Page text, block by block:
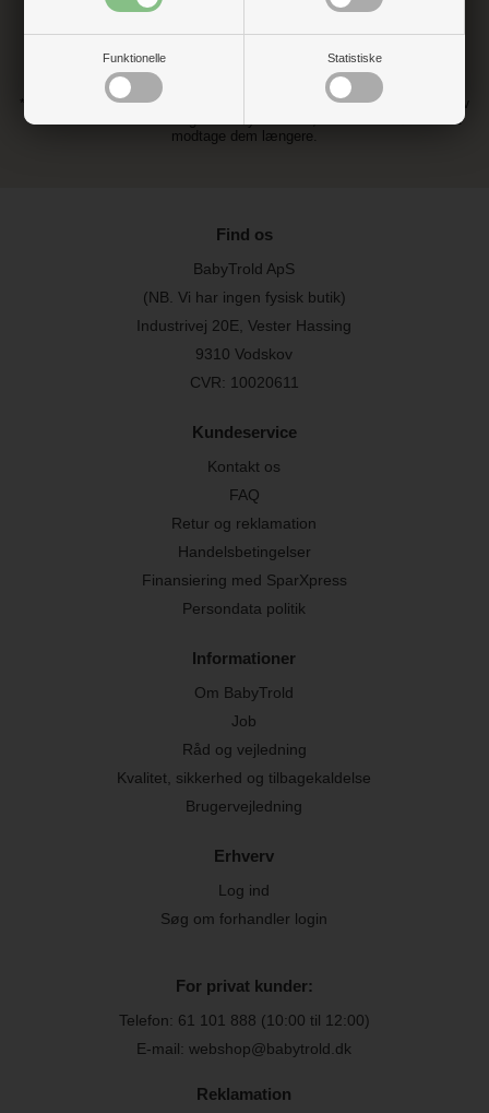
Funktionelle Statistiske
* Ved at tilmelde dig accepterer du vores persondatapolitik vedr. nyhedsbrev
** Du kan altid afmelde dig vores nyhedsbrev, hvis du ikke ønsker at
modtage dem længere.
Find os
BabyTrold ApS
(NB. Vi har ingen fysisk butik)
Industrivej 20E, Vester Hassing
9310 Vodskov
CVR: 10020611
Kundeservice
Kontakt os
FAQ
Retur og reklamation
Handelsbetingelser
Finansiering med SparXpress
Persondata politik
Informationer
Om BabyTrold
Job
Råd og vejledning
Kvalitet, sikkerhed og tilbagekaldelse
Brugervejledning
Erhverv
Log ind
Søg om forhandler login
For privat kunder:
Telefon: 61 101 888 (10:00 til 12:00)
E-mail: webshop@babytrold.dk
Reklamation